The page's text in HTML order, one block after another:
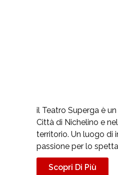
il Teatro Superga è
Città di Nichelino e
territorio. Un luogo di
passione per lo
Scopri Di Più